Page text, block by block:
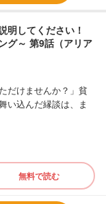
明してください！
グ～ 第9話（アリア
だけませんか？」貧
い込んだ縁談は、ま
無料で読む